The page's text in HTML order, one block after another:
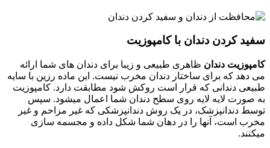
سفید کردن دندان با کامپوزیت
کامپوزیت دندان ظاهری طبیعی و زیبا برای دندان های شما ارائه
می دهد که برای ساختار دندان مخرب نیست. این ماده رزین با سایه
طبیعی دندانی که قرار است روکش شود مطابقت دارد. کامپوزیت
به صورت لایه لایه روی سطح دندان شما اعمال میشود. سپس
توسط دندانپزشک، در یک روش دندانپزشکی که غیر مزاحم و غیر
مخرب است، آنها را در دهان شما شکل داده و مجسمه سازی
میکنند.